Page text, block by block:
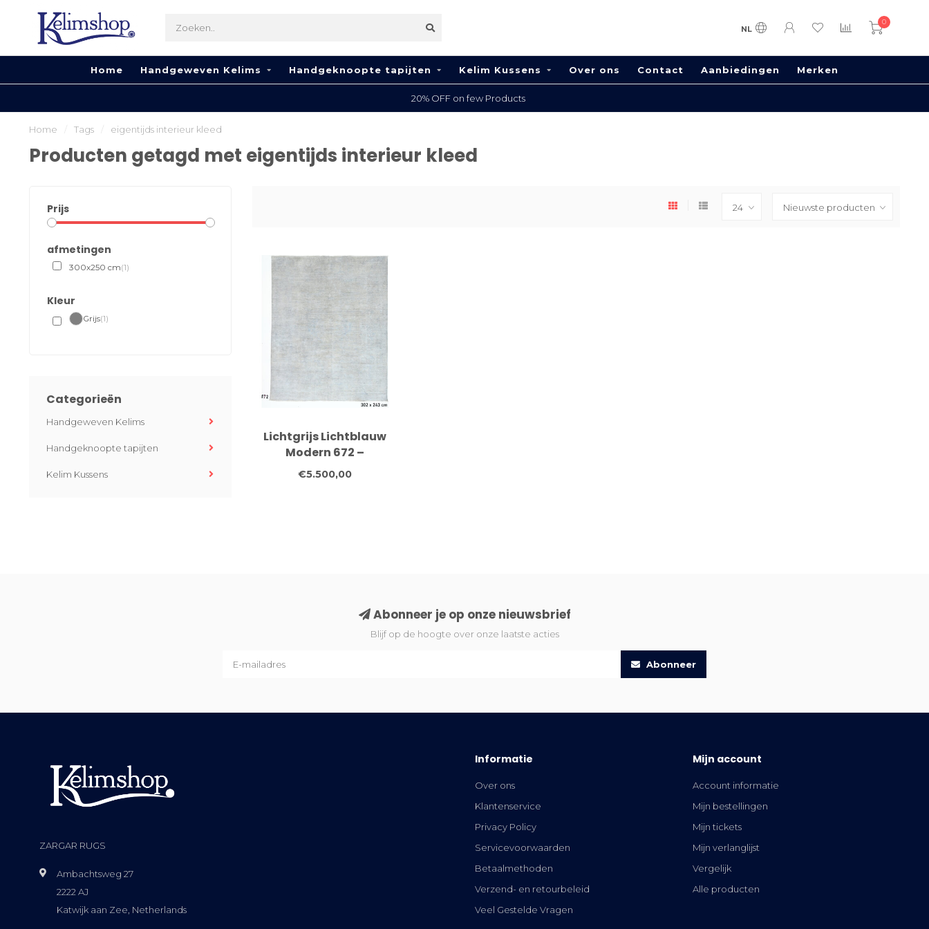
NL
0
Home Handgeweven Kelims Handgeknoopte tapijten Kelim Kussens Over ons Contact Aanbiedingen Merken
20% OFF on few Products
Home Tags eigentijds interieur kleed
Producten getagd met eigentijds interieur kleed
Prijs
afmetingen
300x250 cm(1)
Kleur
Grijs(1)
Categorieën
Handgeweven Kelims
Handgeknoopte tapijten
Kelim Kussens
Lichtgrijs Lichtblauw
Modern 672 –
Handgeknoopt wollen
vloerkleed 302 x 243
€5.500,00
Abonneer je op onze nieuwsbrief
Blijf op de hoogte over onze laatste acties
Abonneer
ZARGAR RUGS
Ambachtsweg 27
2222 AJ
Katwijk aan Zee, Netherlands
Informatie
Over ons
Klantenservice
Privacy Policy
Servicevoorwaarden
Betaalmethoden
Verzend- en retourbeleid
Veel Gestelde Vragen
Mijn account
Account informatie
Mijn bestellingen
Mijn tickets
Mijn verlanglijst
Vergelijk
Alle producten